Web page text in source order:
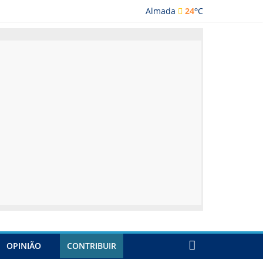
Almada 24oC
OPINIÃO CONTRIBUIR